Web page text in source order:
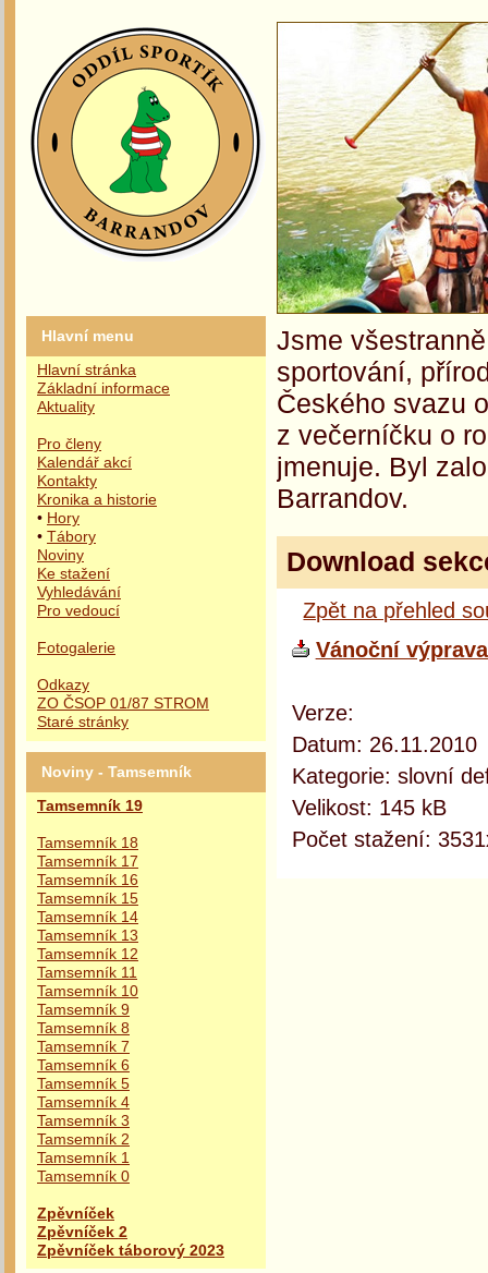
Hlavní menu
Hlavní stránka
Základní informace
Aktuality
Pro členy
Kalendář akcí
Kontakty
Kronika a historie
• Hory
• Tábory
Noviny
Ke stažení
Vyhledávání
Pro vedoucí
Fotogalerie
Odkazy
ZO ČSOP 01/87 STROM
Staré stránky
Noviny - Tamsemník
Tamsemník 19
Tamsemník 18
Tamsemník 17
Tamsemník 16
Tamsemník 15
Tamsemník 14
Tamsemník 13
Tamsemník 12
Tamsemník 11
Tamsemník 10
Tamsemník 9
Tamsemník 8
Tamsemník 7
Tamsemník 6
Tamsemník 5
Tamsemník 4
Tamsemník 3
Tamsemník 2
Tamsemník 1
Tamsemník 0
Zpěvníček
Zpěvníček 2
Zpěvníček táborový 2023
Jsme
sportování,
Českého svazu
z večerníčku o
jmenuje. Byl
Barrandov.
Download
Zpět na přehled
Vánoční
Verze:
Datum: 26.11.2010
Kategorie: slovní
Velikost: 145 kB
Počet stažení: